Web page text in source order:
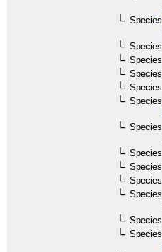
Species
Species
Species
Species
Species
Species
Species
Species
Species
Species
Species
Species
Species